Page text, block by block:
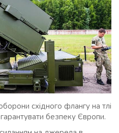
східного флангу на тлі
безпеку Європи.